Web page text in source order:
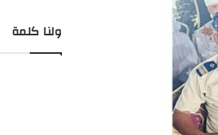
ولنا كلمة